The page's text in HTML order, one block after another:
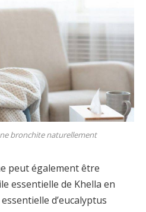
bronchite naturellement
peut également être
essentielle de Khella en
d’eucalyptus